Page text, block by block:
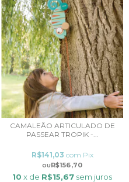
CAMALEÃO ARTICULADO DE
PASSEAR TROPIK -...
R$156,70
R$141,03 com Pix
10 x de R$15,67 sem juros